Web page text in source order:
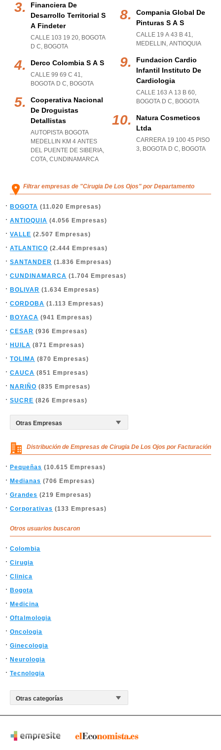
Financiera De
Desarrollo Territorial S
A Findeter
CALLE 103 19 20, BOGOTA
D C, BOGOTA
Derco Colombia S A S
CALLE 99 69 C 41,
BOGOTA D C, BOGOTA
Cooperativa Nacional
De Droguistas
Detallistas
AUTOPISTA BOGOTA
MEDELLIN KM 4 ANTES
DEL PUENTE DE SIBERIA,
COTA, CUNDINAMARCA
Compania Global De
Pinturas S A S
CALLE 19 A 43 B 41,
MEDELLIN , ANTIOQUIA
Fundacion Cardio
Infantil Instituto De
Cardiologia
CALLE 163 A 13 B 60,
BOGOTA D C, BOGOTA
Natura Cosmeticos
Ltda
CARRERA 19 100 45 PISO
3, BOGOTA D C, BOGOTA
Filtrar empresas de "Cirugia De Los Ojos" por Departamento
BOGOTA (11.020 Empresas)
ANTIOQUIA (4.056 Empresas)
VALLE (2.507 Empresas)
ATLANTICO (2.444 Empresas)
SANTANDER (1.836 Empresas)
CUNDINAMARCA (1.704 Empresas)
BOLIVAR (1.634 Empresas)
CORDOBA (1.113 Empresas)
BOYACA (941 Empresas)
CESAR (936 Empresas)
HUILA (871 Empresas)
TOLIMA (870 Empresas)
CAUCA (851 Empresas)
NARIÑO (835 Empresas)
SUCRE (826 Empresas)
Distribución de Empresas de Cirugia De Los Ojos por Facturación
Pequeñas (10.615 Empresas)
Medianas (706 Empresas)
Grandes (219 Empresas)
Corporativas (133 Empresas)
Otros usuarios buscaron
Colombia
Cirugia
Clinica
Bogota
Medicina
Oftalmologia
Oncologia
Ginecologia
Neurologia
Tecnologia